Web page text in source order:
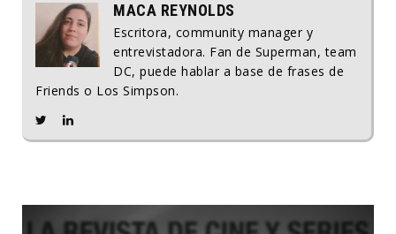
MACA REYNOLDS
Escritora, community manager y
entrevistadora. Fan de Superman, team
DC, puede hablar a base de frases de
Friends o Los Simpson.